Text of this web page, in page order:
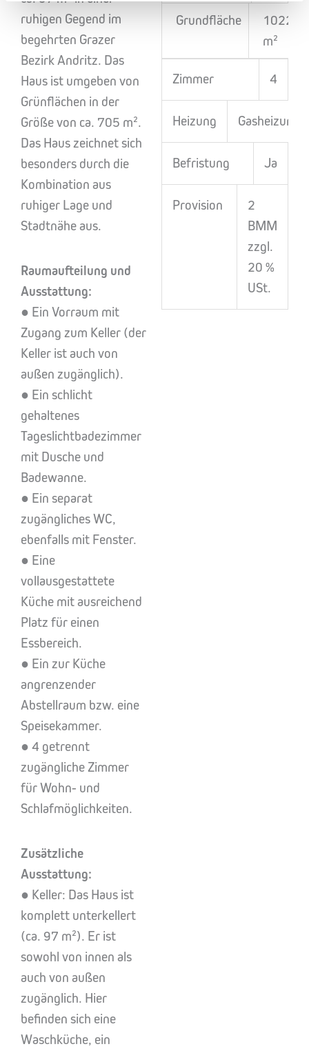
ruhigen Gegend im
begehrten Grazer
Bezirk Andritz. Das
Haus ist umgeben von
Grünflächen in der
Größe von ca. 705 m².
Das Haus zeichnet sich
besonders durch die
Kombination aus
ruhiger Lage und
Stadtnähe aus.
Raumaufteilung und
Ausstattung:
● Ein Vorraum mit
Zugang zum Keller (der
Keller ist auch von
außen zugänglich).
● Ein schlicht
gehaltenes
Tageslichtbadezimmer
mit Dusche und
Badewanne.
● Ein separat
zugängliches WC,
ebenfalls mit Fenster.
● Eine
vollausgestattete
Küche mit ausreichend
Platz für einen
Essbereich.
● Ein zur Küche
angrenzender
Abstellraum bzw. eine
Speisekammer.
● 4 getrennt
zugängliche Zimmer
für Wohn- und
Schlafmöglichkeiten.
Zusätzliche
Ausstattung:
● Keller: Das Haus ist
komplett unterkellert
(ca. 97 m²). Er ist
sowohl von innen als
auch von außen
zugänglich. Hier
befinden sich eine
Waschküche, ein
Grundfläche
1022
m²
Zimmer 4
Heizung Gasheizung
Befristung Ja
Provision
2
BMM
zzgl.
20 %
USt.